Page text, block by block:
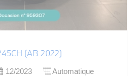
(AB 2022)
12/2023
Automatique